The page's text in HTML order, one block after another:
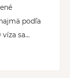
podľa
sa...